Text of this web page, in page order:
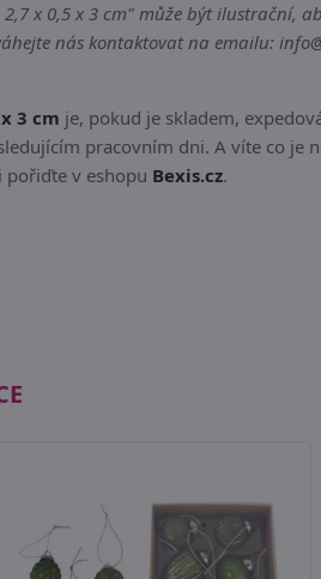
x 0,5 x 3 cm" může být ilustrační,
nás kontaktovat na emailu:
3 cm je, pokud je skladem,
pracovním dni. A víte co je
pořiďte v eshopu Bexis.cz.